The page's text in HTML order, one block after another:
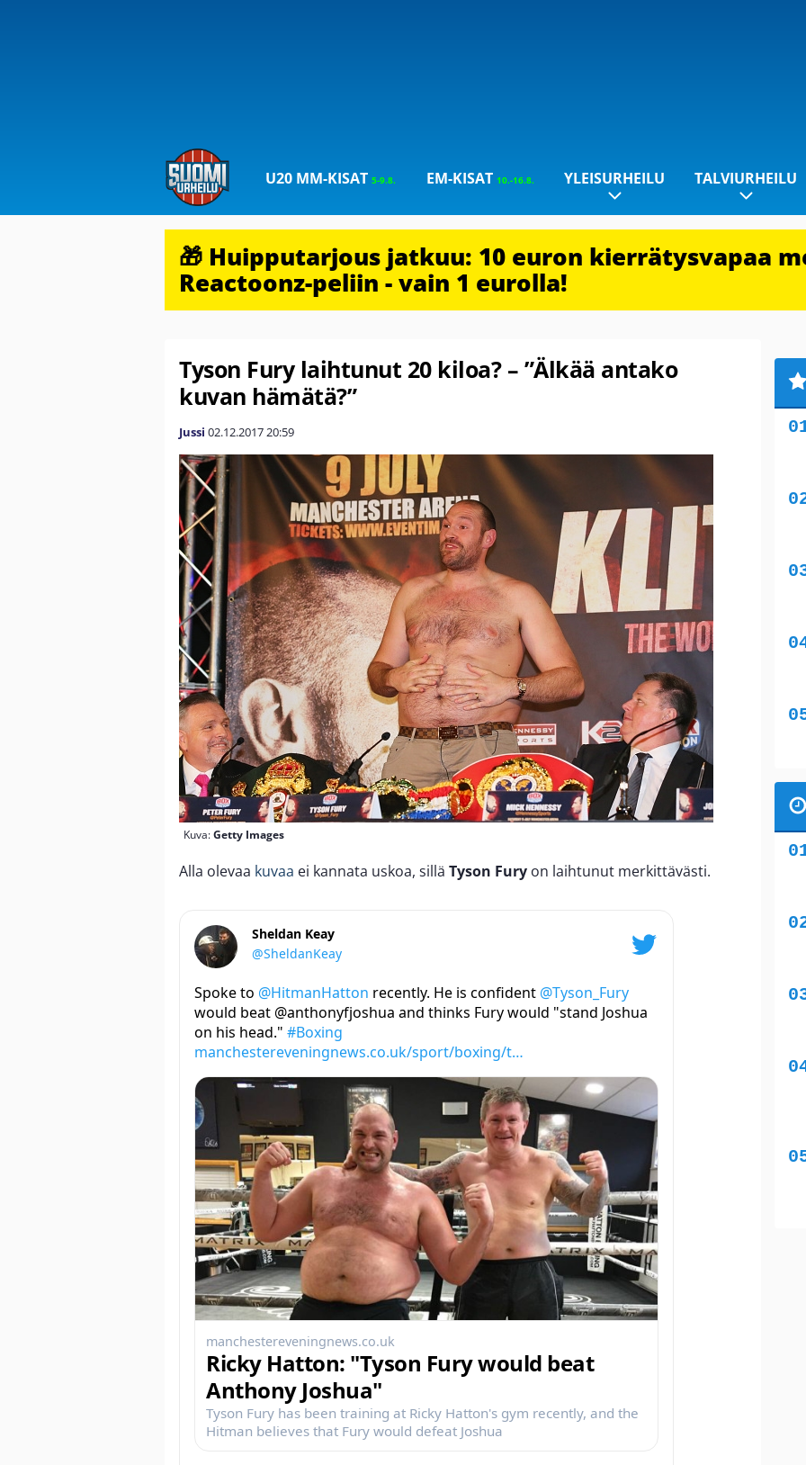
U20 MM-KISAT5-9.8. EM-KISAT 10.-16.8. YLEISURHEILU TALVIURHEILU
🎁 Huipputarjous jatkuu: 10 euron kierrätysvapaa
Reactoonz-peliin - vain 1 eurolla!
Tyson Fury laihtunut 20 kiloa? – ”Älkää antako
kuvan hämätä?”
Jussi 02.12.201720:59
Kuva:Getty Images
Alla olevaa kuvaa ei kannata uskoa, sillä Tyson Fury on laihtunut merkittävästi.
Sheldan Keay
@SheldanKeay
Spoke to @HitmanHatton recently. He is confident @Tyson_Fury
would beat @anthonyfjoshua and thinks Fury would "stand Joshua
on his head." #Boxing
manchestereveningnews.co.uk/sport/boxing/t…
manchestereveningnews.co.uk
Ricky Hatton: "Tyson Fury would beat
Anthony Joshua"
Tyson Fury has been training at Ricky Hatton's gym recently, and the
Hitman believes that Fury would defeat Joshua